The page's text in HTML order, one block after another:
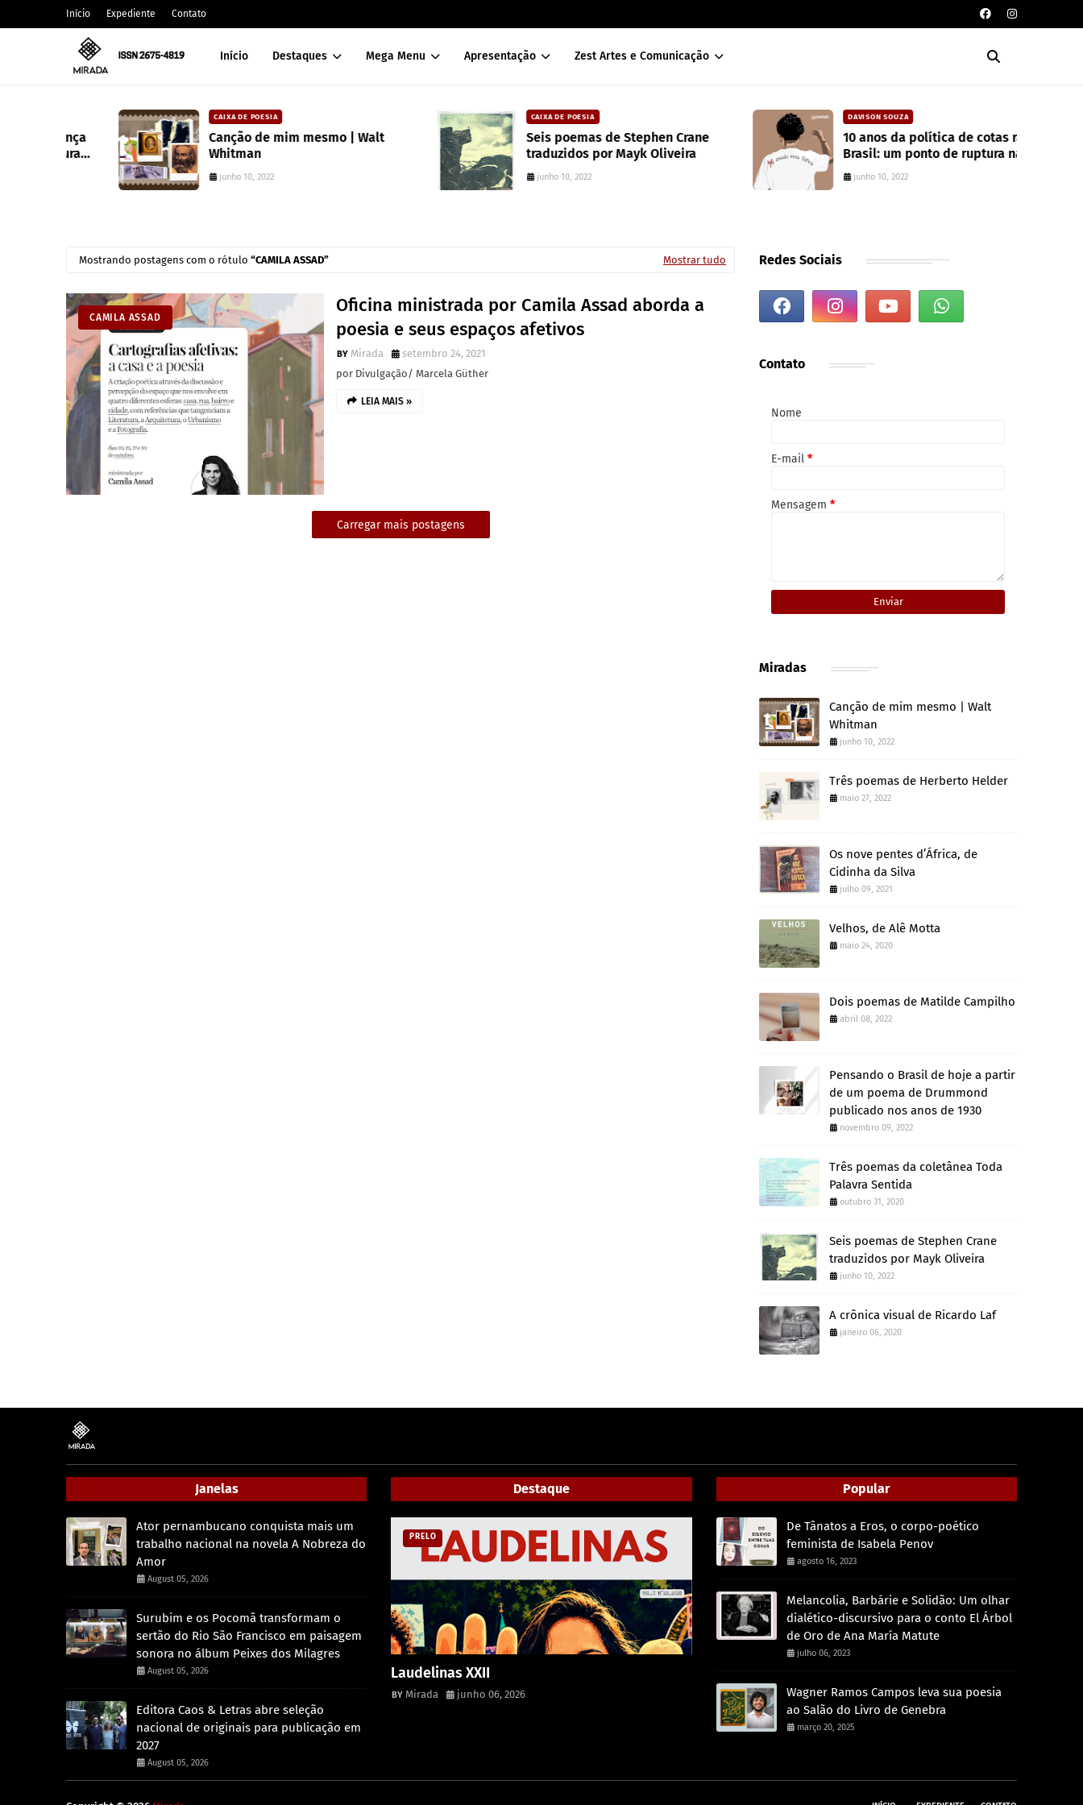
Início Expediente Contato
Início Destaques Mega Menu Apresentação Zest Artes e Comunicação
CAIXA DE POESIA
Canção de mim mesmo | Walt
Whitman
junho 10, 2022
CAIXA DE POESIA
Seis poemas de Stephen Crane
traduzidos por Mayk Oliveira
junho 10, 2022
DAVISON SOUZA
10 anos da política de cotas raciais no
Brasil: um ponto de ruptura na
colonialidade
junho 10, 2022
Mostrando postagens com o rótulo CAMILA ASSAD Mostrar tudo
CAMILA ASSAD
Oficina ministrada por Camila Assad aborda a
poesia e seus espaços afetivos
Mirada
setembro 24, 2021
por Divulgação/ Marcela Güther
LEIA MAIS »
Carregar mais postagens
Redes Sociais
Contato
Nome
E-mail *
Mensagem *
Miradas
Canção de mim mesmo | Walt
Whitman
junho 10, 2022
Três poemas de Herberto Helder
maio 27, 2022
Os nove pentes d’África, de
Cidinha da Silva
julho 09, 2021
Velhos, de Alê Motta
maio 24, 2020
Dois poemas de Matilde Campilho
abril 08, 2022
Pensando o Brasil de hoje a partir
de um poema de Drummond
publicado nos anos de 1930
novembro 09, 2022
Três poemas da coletânea Toda
Palavra Sentida
outubro 31, 2020
Seis poemas de Stephen Crane
traduzidos por Mayk Oliveira
junho 10, 2022
A crônica visual de Ricardo Laf
janeiro 06, 2020
Janelas
Ator pernambucano conquista mais um
trabalho nacional na novela A Nobreza do
Amor
August 05, 2026
Surubim e os Pocomã transformam o
sertão do Rio São Francisco em paisagem
sonora no álbum Peixes dos Milagres
August 05, 2026
Editora Caos & Letras abre seleção
nacional de originais para publicação em
2027
August 05, 2026
Destaque
PRELO
Laudelinas XXII
Mirada junho 06, 2026
Popular
De Tânatos a Eros, o corpo-poético
feminista de Isabela Penov
agosto 16, 2023
Melancolia, Barbárie e Solidão: Um olhar
dialético-discursivo para o conto El Árbol
de Oro de Ana María Matute
julho 06, 2023
Wagner Ramos Campos leva sua poesia
ao Salão do Livro de Genebra
março 20, 2025